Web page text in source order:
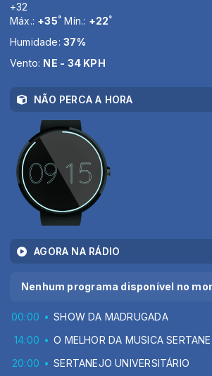
+32
Máx.: +35° Mín.: +22°
Humidade:37%
Vento: NE - 34 KPH
NÃO PERCA A HORA
AGORA NA RÁDIO
Nenhum programa disponível no
00:00
SHOW DA MADRUGADA
14:00
O MELHOR DA MUSICA
20:00
SERTANEJO UNIVERSITÁRIO